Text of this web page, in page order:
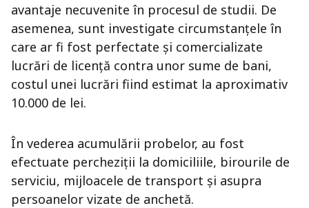
avantaje necuvenite în procesul de studii. De
asemenea, sunt investigate circumstanțele în
care ar fi fost perfectate și comercializate
lucrări de licență contra unor sume de bani,
costul unei lucrări fiind estimat la aproximativ
10.000 de lei.
În vederea acumulării probelor, au fost
efectuate percheziții la domiciliile, birourile de
serviciu, mijloacele de transport și asupra
persoanelor vizate de anchetă.